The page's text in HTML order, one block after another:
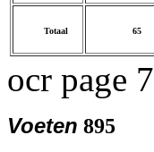
Totaal 65
ocr page 7
Voeten 895